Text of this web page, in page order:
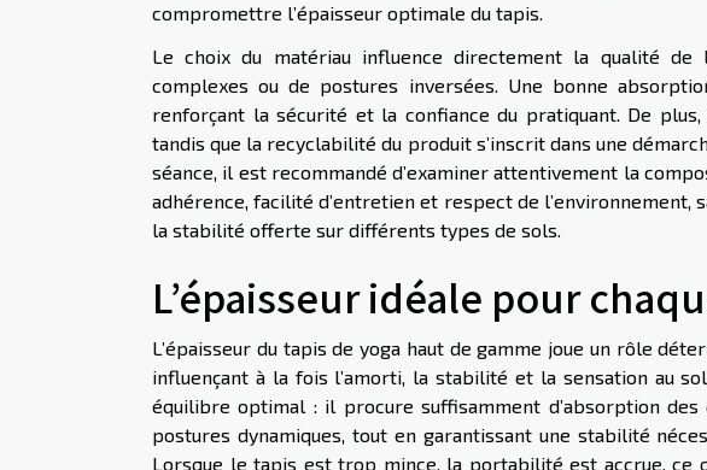
compromettre l’épaisseur optimale du tapis.
Le choix du matériau influence directement la qualité de
complexes ou de postures inversées. Une bonne
renforçant la sécurité et la confiance du pratiquant. De
tandis que la recyclabilité du produit s’inscrit dans une
séance, il est recommandé d’examiner attentivement la
adhérence, facilité d’entretien et respect de l’environnement,
la stabilité offerte sur différents types de sols.
L’épaisseur idéale pour
L’épaisseur du tapis de yoga haut de gamme joue un rôle
influençant à la fois l’amorti, la stabilité et la sensation au
équilibre optimal : il procure suffisamment d’absorption
postures dynamiques, tout en garantissant une stabilité
Lorsque le tapis est trop mince, la portabilité est accrue, ce